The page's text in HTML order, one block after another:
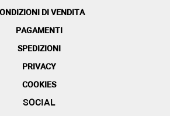
DI VENDITA
PAGAMENTI
SPEDIZIONI
PRIVACY
COOKIES
SOCIAL